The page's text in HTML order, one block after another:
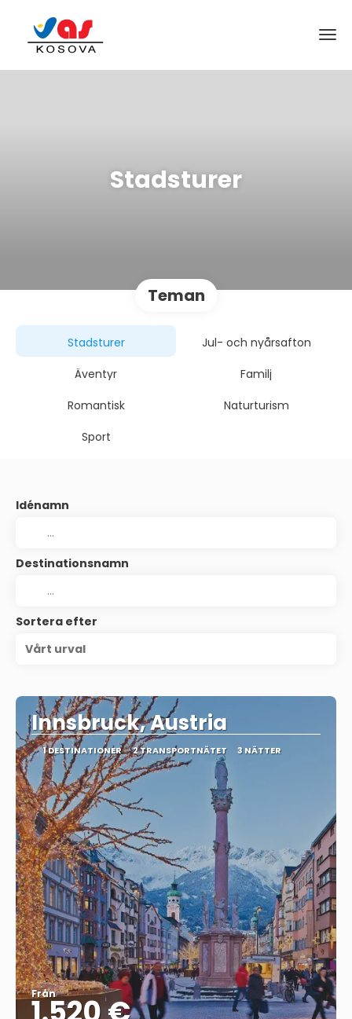
Stadsturer
Teman
Stadsturer
Jul- och nyårsafton
Äventyr
Familj
Romantisk
Naturturism
Sport
Idénamn
Destinationsnamn
Sortera efter
Vårt urval
Innsbruck, Austria
1 DESTINATIONER 2 TRANSPORTNÄTET 3 NÄTTER
Från